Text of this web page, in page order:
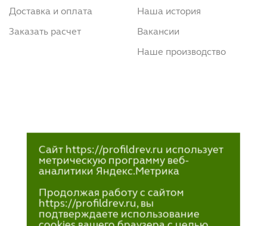
Доставка и оплата
Заказать расчет
Наша история
Вакансии
Наше производство
Сайт https://profildrev.ru использует
метрическую программу веб-
аналитики Яндекс.Метрика
Продолжая работу с сайтом
https://profildrev.ru, вы
подтверждаете использование